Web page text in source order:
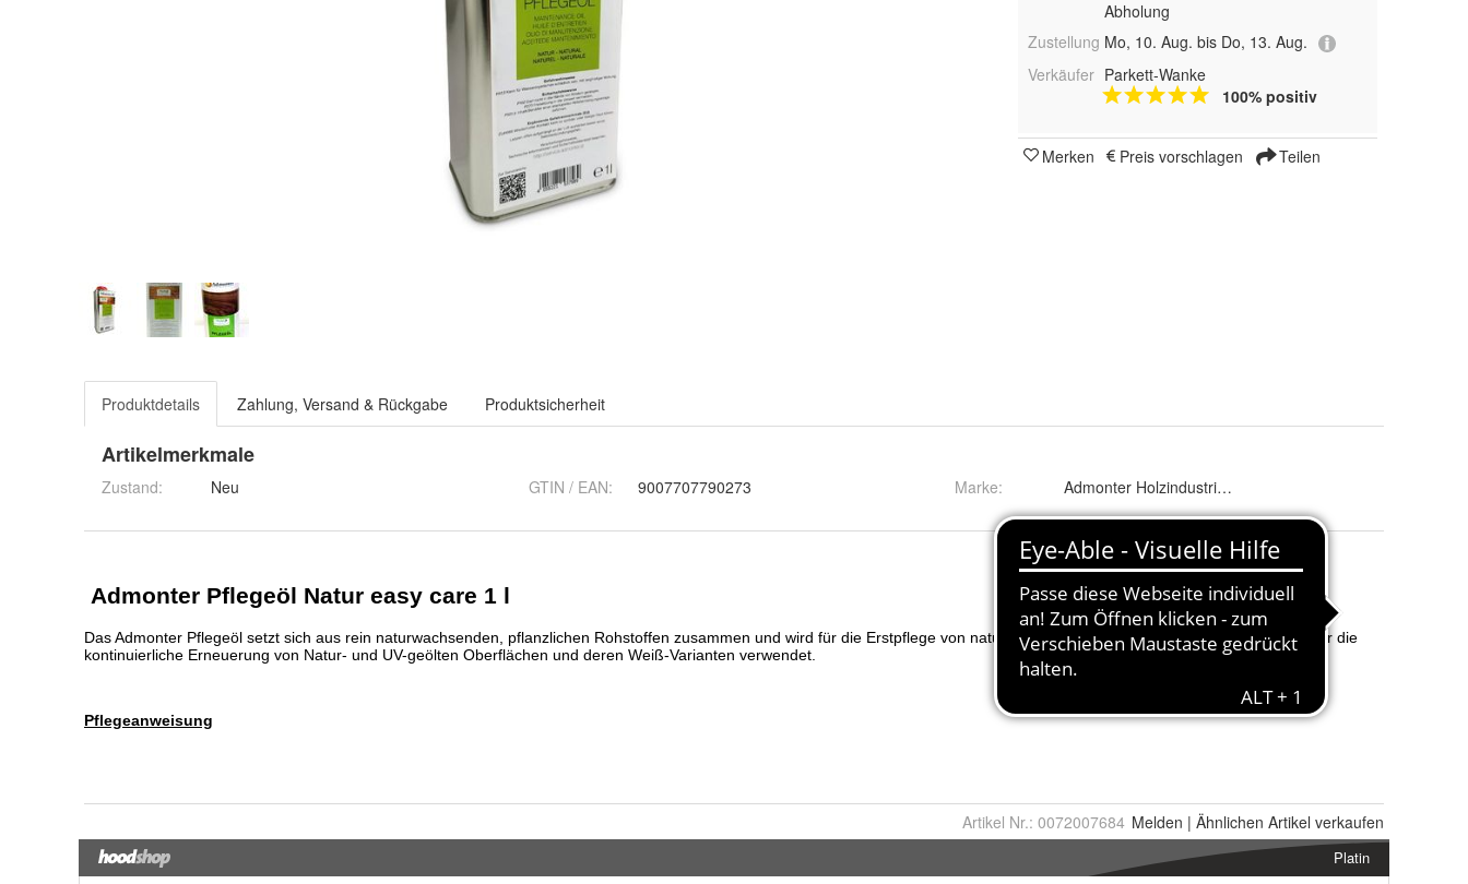
Abholung
Zustellung Mo, 10. Aug. bis Do, 13. Aug.
Verkäufer Parkett-Wanke
100% positiv
Merken Preis vorschlagen Teilen
Produktdetails Zahlung, Versand & Rückgabe Produktsicherheit
Artikelmerkmale
Zustand: Neu GTIN / EAN: 9007707790273 Marke: Admonter Holzindustrie AG
Artikel Nr.: 0072007684 Melden | Ähnlichen Artikel verkaufen
Platin